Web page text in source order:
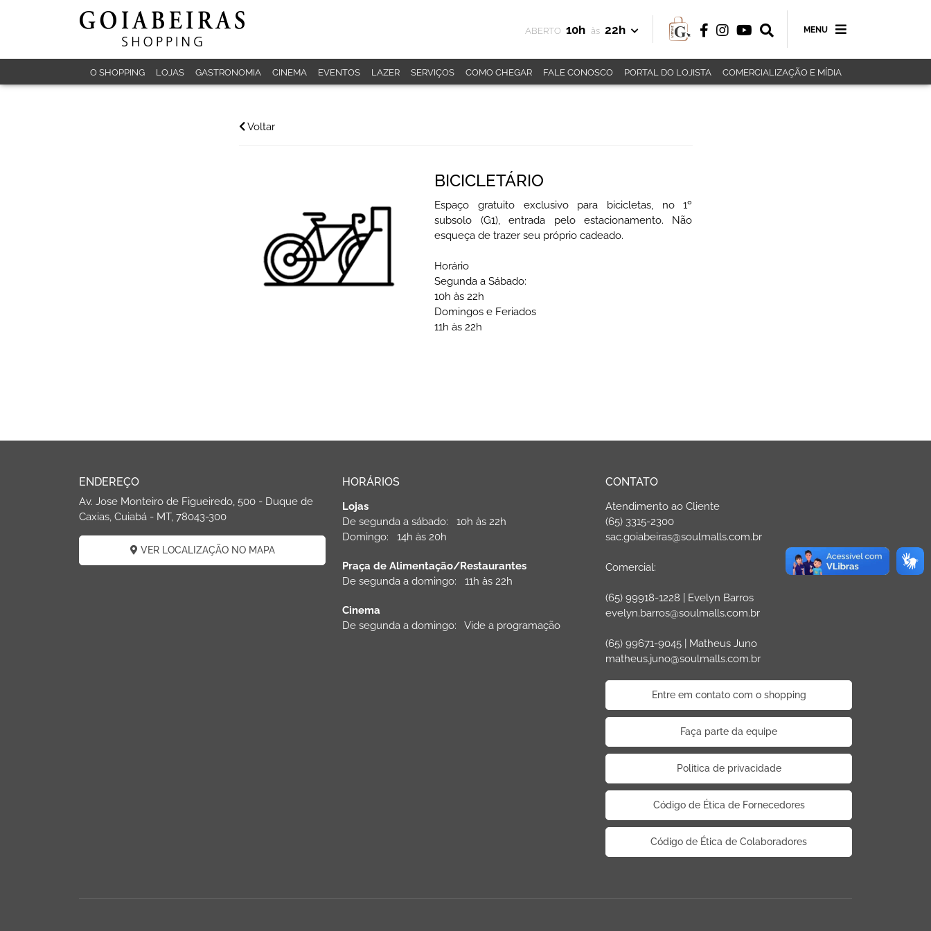
ABERTO 10h às 22h MENU
O SHOPPING LOJAS GASTRONOMIA CINEMA EVENTOS LAZER SERVIÇOS COMO CHEGAR FALE CONOSCO PORTAL DO LOJISTA COMERCIALIZAÇÃO E MÍDIA
Voltar
BICICLETÁRIO
Espaço gratuito exclusivo para bicicletas, no 1º
subsolo (G1), entrada pelo estacionamento. Não
esqueça de trazer seu próprio cadeado.
Horário
Segunda a Sábado:
10h às 22h
Domingos e Feriados
11h às 22h
ENDEREÇO
Av. Jose Monteiro de Figueiredo, 500 - Duque de
Caxias, Cuiabá - MT, 78043-300
VER LOCALIZAÇÃO NO MAPA
HORÁRIOS
Lojas
De segunda a sábado: 10h às 22h
Domingo: 14h às 20h
Praça de Alimentação/Restaurantes
De segunda a domingo: 11h às 22h
Cinema
De segunda a domingo: Vide a programação
CONTATO
Atendimento ao Cliente
(65) 3315-2300
sac.goiabeiras@soulmalls.com.br
Comercial:
(65) 99918-1228 | Evelyn Barros
evelyn.barros@soulmalls.com.br
(65) 99671-9045 | Matheus Juno
matheus.juno@soulmalls.com.br
Entre em contato com o shopping
Faça parte da equipe
Politica de privacidade
Código de Ética de Fornecedores
Código de Ética de Colaboradores